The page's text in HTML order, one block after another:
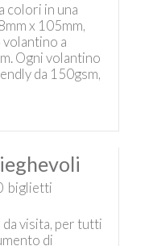
colori in una
x 105mm,
a
Ogni volantino
da 150gsm,
biglietti
visita, per tutti
di